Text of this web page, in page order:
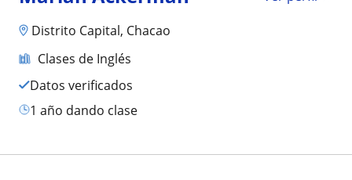
Distrito Capital, Chacao
Clases de Inglés
Datos verificados
1 año dando clase